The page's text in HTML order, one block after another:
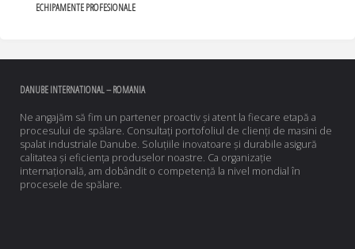
ECHIPAMENTE PROFESIONALE
DANUBE INTERNATIONAL – ROMANIA
Ne angajăm să fim un partener proactiv și atent la fiecare etapă a
procesului de spălare. Consultați portofoliul de clienți de masini de
spalat industriale Danube. Soluțiile inovatoare și durabile asigură
calitatea și eficiența produselor noastre. Ca organizație
internațională, am dobândit o competență la nivel mondial în
procesele de spălare.